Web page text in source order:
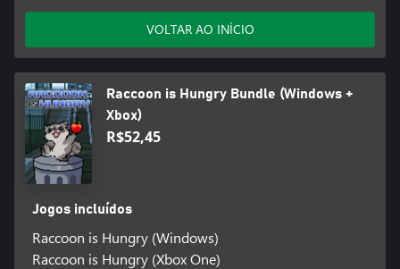
VOLTAR AO INÍCIO
Raccoon is Hungry Bundle (Windows +
Xbox)
R$52,45
Jogos incluídos
Raccoon is Hungry (Windows)
Raccoon is Hungry (Xbox One)